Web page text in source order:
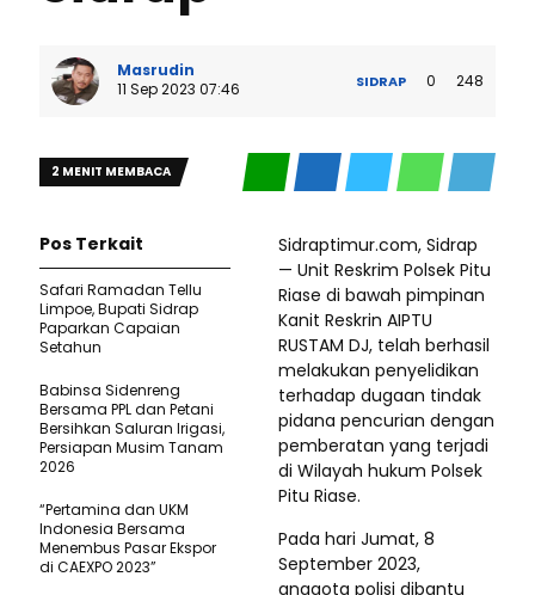
Masrudin
11 Sep 2023 07:46
SIDRAP 0 248
2 MENIT MEMBACA
Sidraptimur.com, Sidrap
— Unit Reskrim Polsek Pitu
Riase di bawah pimpinan
Kanit Reskrin AIPTU
RUSTAM DJ, telah berhasil
melakukan penyelidikan
terhadap dugaan tindak
pidana pencurian dengan
pemberatan yang terjadi
di Wilayah hukum Polsek
Pitu Riase.
Pada hari Jumat, 8
September 2023,
anggota polisi dibantu
Pos Terkait
Safari Ramadan Tellu
Limpoe, Bupati Sidrap
Paparkan Capaian
Setahun
Babinsa Sidenreng
Bersama PPL dan Petani
Bersihkan Saluran Irigasi,
Persiapan Musim Tanam
2026
“Pertamina dan UKM
Indonesia Bersama
Menembus Pasar Ekspor
di CAEXPO 2023”